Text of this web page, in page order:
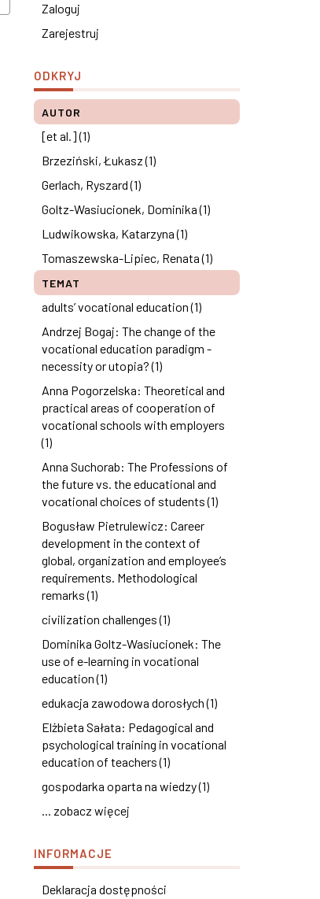
Zaloguj
Zarejestruj
ODKRYJ
AUTOR
[et al.] (1)
Brzeziński, Łukasz (1)
Gerlach, Ryszard (1)
Goltz-Wasiucionek, Dominika (1)
Ludwikowska, Katarzyna (1)
Tomaszewska-Lipiec, Renata (1)
TEMAT
adults’ vocational education (1)
Andrzej Bogaj: The change of the
vocational education paradigm -
necessity or utopia? (1)
Anna Pogorzelska: Theoretical and
practical areas of cooperation of
vocational schools with employers
(1)
Anna Suchorab: The Professions of
the future vs. the educational and
vocational choices of students (1)
Bogusław Pietrulewicz: Career
development in the context of
global, organization and employee’s
requirements. Methodological
remarks (1)
civilization challenges (1)
Dominika Goltz-Wasiucionek: The
use of e-learning in vocational
education (1)
edukacja zawodowa dorosłych (1)
Elżbieta Sałata: Pedagogical and
psychological training in vocational
education of teachers (1)
gospodarka oparta na wiedzy (1)
... zobacz więcej
INFORMACJE
Deklaracja dostępności